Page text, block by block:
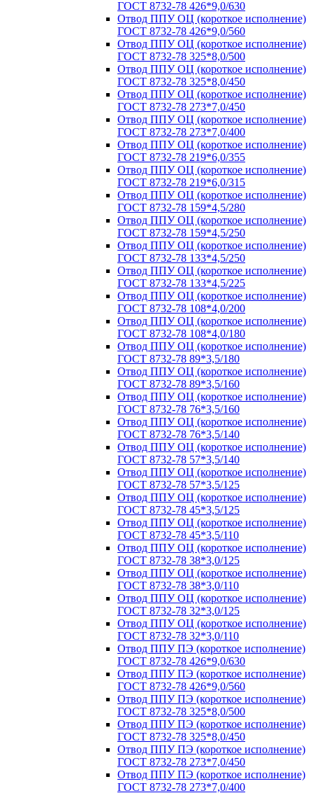
ГОСТ 8732-78 426*9,0/630
Отвод ППУ ОЦ (короткое исполнение)
ГОСТ 8732-78 426*9,0/560
Отвод ППУ ОЦ (короткое исполнение)
ГОСТ 8732-78 325*8,0/500
Отвод ППУ ОЦ (короткое исполнение)
ГОСТ 8732-78 325*8,0/450
Отвод ППУ ОЦ (короткое исполнение)
ГОСТ 8732-78 273*7,0/450
Отвод ППУ ОЦ (короткое исполнение)
ГОСТ 8732-78 273*7,0/400
Отвод ППУ ОЦ (короткое исполнение)
ГОСТ 8732-78 219*6,0/355
Отвод ППУ ОЦ (короткое исполнение)
ГОСТ 8732-78 219*6,0/315
Отвод ППУ ОЦ (короткое исполнение)
ГОСТ 8732-78 159*4,5/280
Отвод ППУ ОЦ (короткое исполнение)
ГОСТ 8732-78 159*4,5/250
Отвод ППУ ОЦ (короткое исполнение)
ГОСТ 8732-78 133*4,5/250
Отвод ППУ ОЦ (короткое исполнение)
ГОСТ 8732-78 133*4,5/225
Отвод ППУ ОЦ (короткое исполнение)
ГОСТ 8732-78 108*4,0/200
Отвод ППУ ОЦ (короткое исполнение)
ГОСТ 8732-78 108*4,0/180
Отвод ППУ ОЦ (короткое исполнение)
ГОСТ 8732-78 89*3,5/180
Отвод ППУ ОЦ (короткое исполнение)
ГОСТ 8732-78 89*3,5/160
Отвод ППУ ОЦ (короткое исполнение)
ГОСТ 8732-78 76*3,5/160
Отвод ППУ ОЦ (короткое исполнение)
ГОСТ 8732-78 76*3,5/140
Отвод ППУ ОЦ (короткое исполнение)
ГОСТ 8732-78 57*3,5/140
Отвод ППУ ОЦ (короткое исполнение)
ГОСТ 8732-78 57*3,5/125
Отвод ППУ ОЦ (короткое исполнение)
ГОСТ 8732-78 45*3,5/125
Отвод ППУ ОЦ (короткое исполнение)
ГОСТ 8732-78 45*3,5/110
Отвод ППУ ОЦ (короткое исполнение)
ГОСТ 8732-78 38*3,0/125
Отвод ППУ ОЦ (короткое исполнение)
ГОСТ 8732-78 38*3,0/110
Отвод ППУ ОЦ (короткое исполнение)
ГОСТ 8732-78 32*3,0/125
Отвод ППУ ОЦ (короткое исполнение)
ГОСТ 8732-78 32*3,0/110
Отвод ППУ ПЭ (короткое исполнение)
ГОСТ 8732-78 426*9,0/630
Отвод ППУ ПЭ (короткое исполнение)
ГОСТ 8732-78 426*9,0/560
Отвод ППУ ПЭ (короткое исполнение)
ГОСТ 8732-78 325*8,0/500
Отвод ППУ ПЭ (короткое исполнение)
ГОСТ 8732-78 325*8,0/450
Отвод ППУ ПЭ (короткое исполнение)
ГОСТ 8732-78 273*7,0/450
Отвод ППУ ПЭ (короткое исполнение)
ГОСТ 8732-78 273*7,0/400